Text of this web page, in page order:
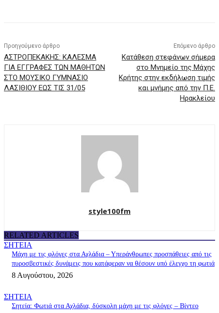
Προηγούμενο άρθρο
ΑΣΤΡΟΠΕΚΑΚΗΣ: ΚΑΛΕΣΜΑ
ΓΙΑ ΕΓΓΡΑΦΕΣ ΤΩΝ ΜΑΘΗΤΩΝ
ΣΤΟ ΜΟΥΣΙΚΟ ΓΥΜΝΑΣΙΟ
ΛΑΣΙΘΙΟΥ ΕΩΣ ΤΙΣ 31/05
Επόμενο άρθρο
Κατάθεση στεφάνων σήμερα
στο Μνημείο της Μάχης
Κρήτης στην εκδήλωση τιμής
και μνήμης από την Π.Ε.
Ηρακλείου
style100fm
RELATED ARTICLES
ΣΗΤΕΙΑ
Μάχη με τις φλόγες στα Αχλάδια – Υπεράνθρωπες προσπάθειες από τις
πυροσβεστικές δυνάμεις που κατάφεραν να θέσουν υπό έλεγχο τη φωτιά
8 Αυγούστου, 2026
ΣΗΤΕΙΑ
Σητεία: Φωτιά στα Αχλάδια, δύσκολη μάχη με τις φλόγες – Βίντεο